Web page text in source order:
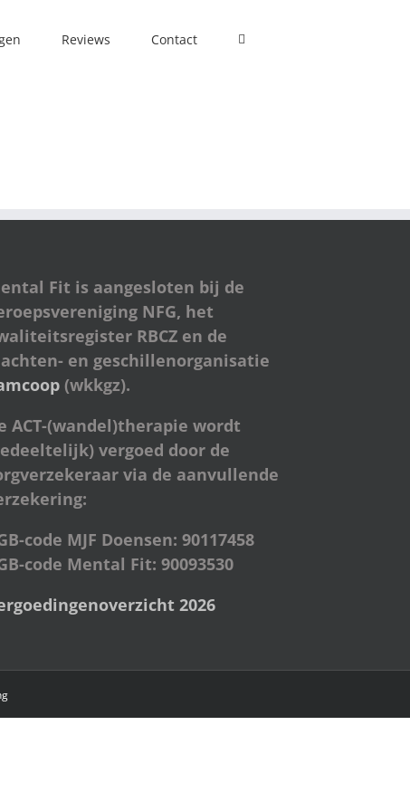
Reviews Contact
Fit is aangesloten bij de
NFG, het
RBCZ en de
en geschillenorganisatie
(wkkgz).
ACT-(wandel)therapie wordt
vergoed door de
via de aanvullende
code MJF Doensen: 90117458
code Mental Fit: 90093530
2026